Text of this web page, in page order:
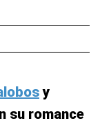
y
su romance